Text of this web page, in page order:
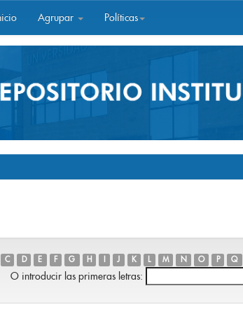
Agrupar Políticas
C D E F G H J K L M N O P Q
O introducir las primeras letras: